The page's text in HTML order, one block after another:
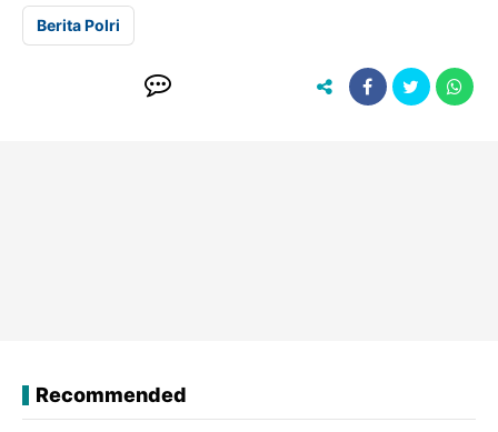
Berita Polri
Recommended